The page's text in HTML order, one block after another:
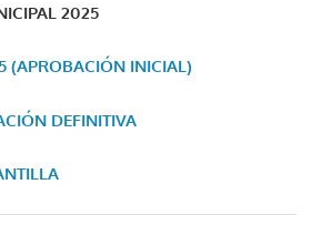
2025
(APROBACIÓN INICIAL)
DEFINITIVA